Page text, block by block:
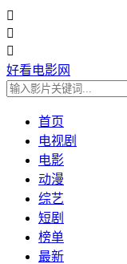



好看电影网
首页
电视剧
电影
动漫
综艺
短剧
榜单
最新